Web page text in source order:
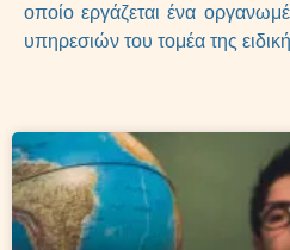
οποίο εργάζεται ένα
υπηρεσιών του τομέα της